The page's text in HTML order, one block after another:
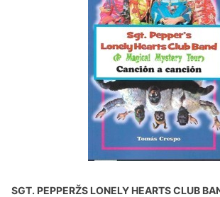
SGT. PEPPERŽS LONELY HEARTS CLUB